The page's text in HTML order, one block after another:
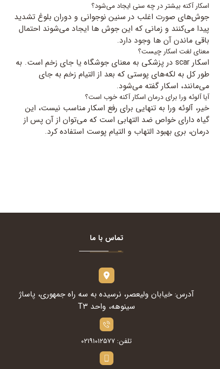
اسکار آکنه بیشتر در چه سنی ایجاد می‌شود؟
جوش‌های صورت اغلب در سنین نوجوانی و دوران بلوغ تشدید
پیدا می‌کنند و زمانی که این جوش ها ایجاد می‌شوند احتمال
باقی ماندن آن ها وجود دارد.
معنای لغت اسکار چیست؟
اسکار scar در پزشکی به معنای جوشگاه یا جای زخم است. به
طور کل به لکه‌های پوستی که بعد از التیام زخم به جای
می‌مانند، اسکار گفته می‌شود.
آیا آلوئه ورا برای درمان اسکار آکنه خوب است؟
خیر، آلوئه ورا به تنهایی برای رفع اسکار مناسب نیست، این
گیاه دارای خواص ضد التهابی است که می‌توان از آن پس از
درمان، بری بهبود التهاب و التیام پوست استفاده کرد.
تماس با ما
آدرس: خیابان ولیعصر، نرسیده به سه راه جمهوری، پاساژ
سینوهه، واحد T۳
تلفن: ۰۲۱۹۱۰۱۲۵۷۷